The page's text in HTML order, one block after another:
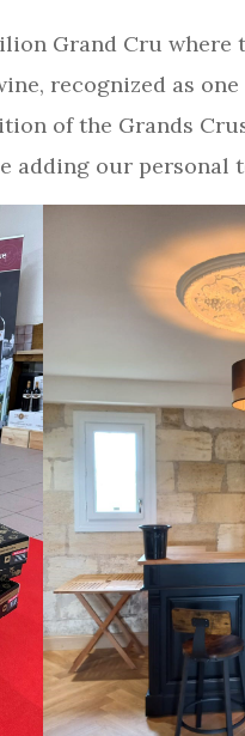
Grand Cru
recognized as
of the Grands
adding our personal